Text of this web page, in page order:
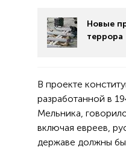
Новые
террора
В проекте
разработанной в
Мельника,
включая евреев,
державе должны